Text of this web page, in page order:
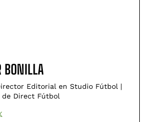
BONILLA
Editorial en Studio Fútbol |
de Direct Fútbol